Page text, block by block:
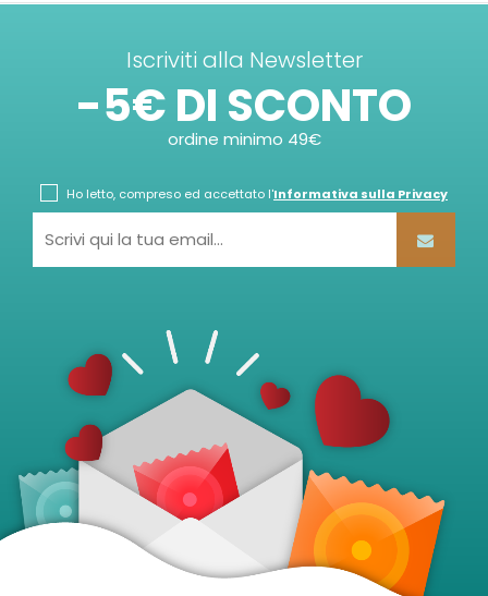
Iscriviti alla Newsletter
-5€ DI SCONTO
ordine minimo 49€
Ho letto, compreso ed accettato l'Informativa sulla Privacy